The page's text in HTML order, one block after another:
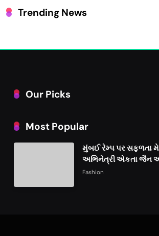
Trending News
Our Picks
Most Popular
મુંબઈ રેમ્પ પર સફળતા
અભિનેત્રી એકતા જૈન
વીકમાં પોતાની પ્રતિભા
Fashion